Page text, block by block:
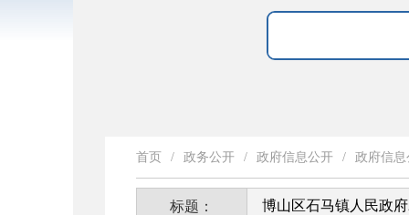
首页 / 政务公开 / 政府信息公开 / 政府信
标题： 博山区石马镇人民政